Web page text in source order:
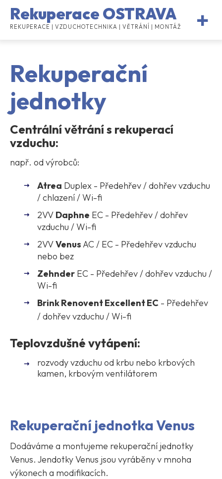
Rekuperace OSTRAVA
REKUPERACE | VZDUCHOTECHNIKA | VĚTRÁNÍ | MONTÁŽ
Rekuperační
jednotky
Centrální větrání s rekuperací
vzduchu:
např. od výrobců:
Atrea Duplex - Předehřev / dohřev vzduchu
/ chlazení / Wi-fi
2VV Daphne EC - Předehřev / dohřev
vzduchu / Wi-fi
2VVVenusAC / EC - Předehřev vzduchu
nebo bez
Zehnder EC - Předehřev / dohřev vzduchu /
Wi-fi
BrinkRenovent Excellent EC - Předehřev
/ dohřev vzduchu / Wi-fi
Teplovzdušné vytápení:
rozvody vzduchu od krbu nebo krbových
kamen, krbovým ventilátorem
Rekuperační jednotka Venus
Dodáváme a montujeme rekuperační jednotky
Venus. Jendotky Venus jsou vyráběny v mnoha
výkonech a modifikacích.